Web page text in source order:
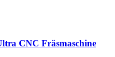
CNC Fräsmaschine